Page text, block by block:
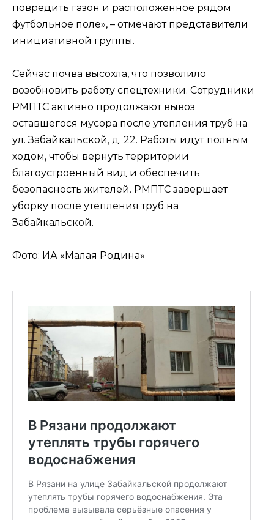
повредить газон и расположенное рядом
футбольное поле», – отмечают представители
инициативной группы.
Сейчас почва высохла, что позволило
возобновить работу спецтехники. Сотрудники
РМПТС активно продолжают вывоз
оставшегося мусора после утепления труб на
ул. Забайкальской, д. 22. Работы идут полным
ходом, чтобы вернуть территории
благоустроенный вид и обеспечить
безопасность жителей. РМПТС завершает
уборку после утепления труб на
Забайкальской.
Фото: ИА «Малая Родина»